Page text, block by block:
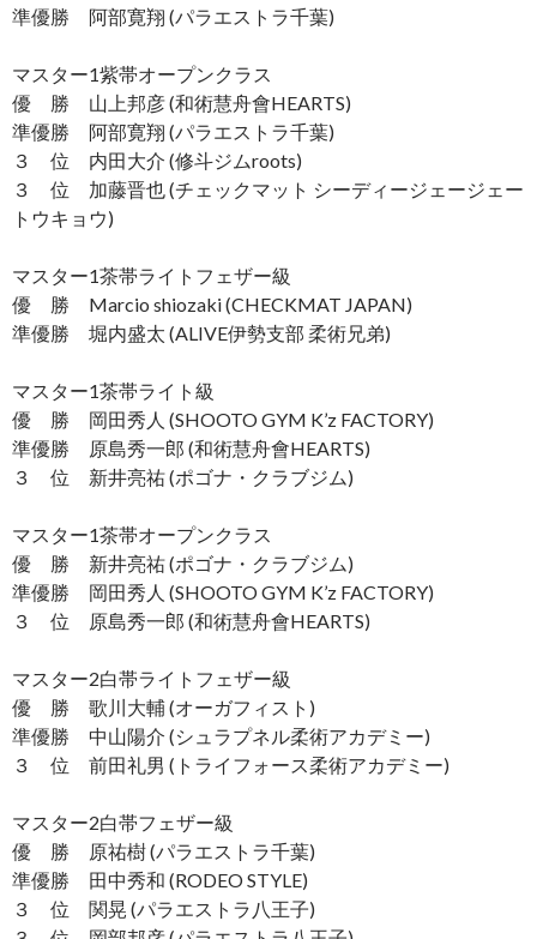
準優勝 阿部寛翔 (パラエストラ千葉)
マスター1紫帯オープンクラス
優 勝 山上邦彦 (和術慧舟會HEARTS)
準優勝 阿部寛翔 (パラエストラ千葉)
３ 位 内田大介 (修斗ジムroots)
３ 位 加藤晋也 (チェックマット シーディージェージェー
トウキョウ)
マスター1茶帯ライトフェザー級
優 勝 Marcio shiozaki (CHECKMAT JAPAN)
準優勝 堀内盛太 (ALIVE伊勢支部 柔術兄弟)
マスター1茶帯ライト級
優 勝 岡田秀人 (SHOOTO GYM K’z FACTORY)
準優勝 原島秀一郎 (和術慧舟會HEARTS)
３ 位 新井亮祐 (ポゴナ・クラブジム)
マスター1茶帯オープンクラス
優 勝 新井亮祐 (ポゴナ・クラブジム)
準優勝 岡田秀人 (SHOOTO GYM K’z FACTORY)
３ 位 原島秀一郎 (和術慧舟會HEARTS)
マスター2白帯ライトフェザー級
優 勝 歌川大輔 (オーガフィスト)
準優勝 中山陽介 (シュラプネル柔術アカデミー)
３ 位 前田礼男 (トライフォース柔術アカデミー)
マスター2白帯フェザー級
優 勝 原祐樹 (パラエストラ千葉)
準優勝 田中秀和 (RODEO STYLE)
３ 位 関晃 (パラエストラ八王子)